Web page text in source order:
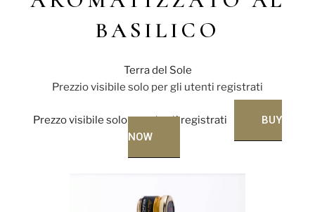
BASILICO
Terra del Sole
Prezzio visibile solo per gli utenti registrati
Prezzo visibile solo per utenti registrati
BUY
NOW